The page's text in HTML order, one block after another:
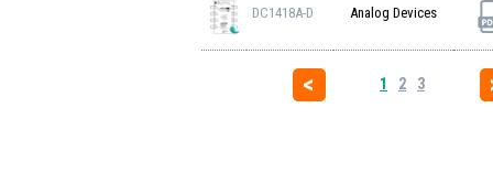
DC1418A-D Analog Devices
1 2 3